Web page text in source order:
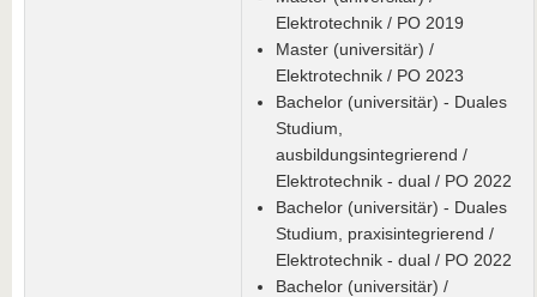
Elektrotechnik / PO 2019
Master (universitär) /
Elektrotechnik / PO 2023
Bachelor (universitär) - Duales
Studium,
ausbildungsintegrierend /
Elektrotechnik - dual / PO 2022
Bachelor (universitär) - Duales
Studium, praxisintegrierend /
Elektrotechnik - dual / PO 2022
Bachelor (universitär) /